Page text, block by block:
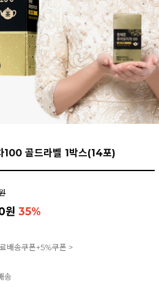
100 골드라벨 1박스(14포)
원35%
배송쿠폰+5%쿠폰 >
송